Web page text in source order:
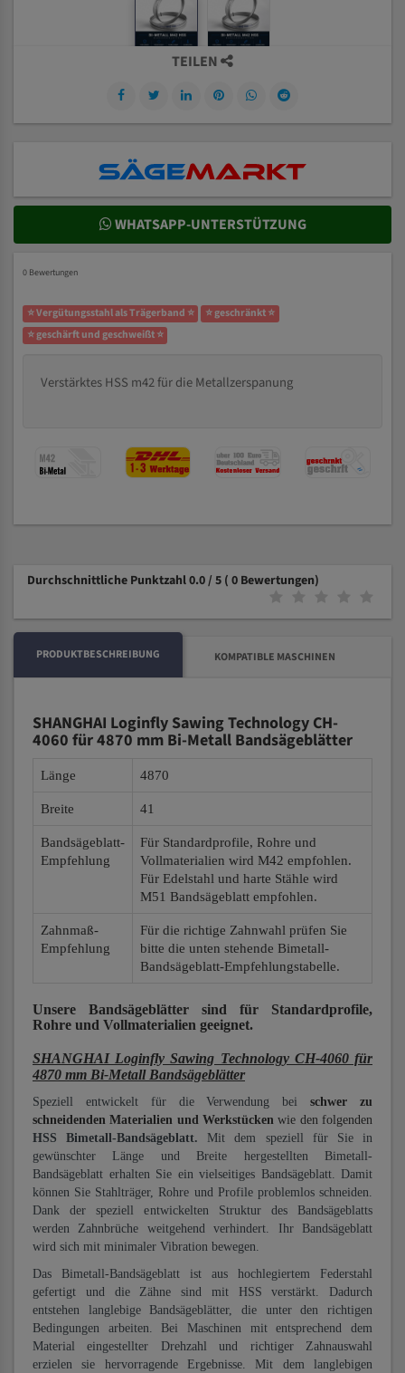
TEILEN
WHATSAPP-UNTERSTÜTZUNG
0 Bewertungen
⭐ Vergütungsstahl als Trägerband ⭐
⭐ geschränkt ⭐
⭐ geschärft und geschweißt ⭐
Verstärktes HSS m42 für die Metallzerspanung
Durchschnittliche Punktzahl 0.0 / 5 ( 0 Bewertungen)
PRODUKTBESCHREIBUNG KOMPATIBLE MASCHINEN
SHANGHAI Loginfly Sawing Technology CH-
4060 für 4870 mm Bi-Metall Bandsägeblätter
Länge 4870
Breite 41
Bandsägeblatt-
Empfehlung
Für Standardprofile, Rohre und
Vollmaterialien wird M42 empfohlen.
Für Edelstahl und harte Stähle wird
M51 Bandsägeblatt empfohlen.
Zahnmaß-
Empfehlung
Für die richtige Zahnwahl prüfen Sie
bitte die unten stehende Bimetall-
Bandsägeblatt-Empfehlungstabelle.
Unsere Bandsägeblätter sind für Standardprofile,
Rohre und Vollmaterialien geeignet.
SHANGHAI Loginfly Sawing Technology CH-4060 für
4870 mm Bi-Metall Bandsägeblätter
Speziell entwickelt für die Verwendung beischwer zu
schneidenden Materialien und Werkstücken wie den folgenden
HSS Bimetall-Bandsägeblatt. Mit dem speziell für Sie in
gewünschter Länge und Breite hergestellten Bimetall-
Bandsägeblatt erhalten Sie ein vielseitiges Bandsägeblatt. Damit
können Sie Stahlträger, Rohre und Profile problemlos schneiden.
Dank der speziell entwickelten Struktur des Bandsägeblatts
werden Zahnbrüche weitgehend verhindert. Ihr Bandsägeblatt
wird sich mit minimaler Vibration bewegen.
Das Bimetall-Bandsägeblatt ist aus hochlegiertem Federstahl
gefertigt und die Zähne sind mit HSS verstärkt. Dadurch
entstehen langlebige Bandsägeblätter, die unter den richtigen
Bedingungen arbeiten. Bei Maschinen mit entsprechend dem
Material eingestellter Drehzahl und richtiger Zahnauswahl
erzielen sie hervorragende Ergebnisse. Mit dem langlebigen